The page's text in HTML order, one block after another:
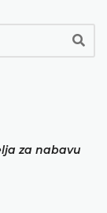
za nabavu